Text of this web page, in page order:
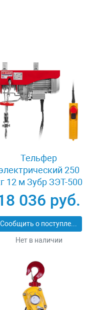
Тельфер
250
12 м Зубр ЗЭТ-500
036 руб.
Сообщить о поступлении
Нет в наличии